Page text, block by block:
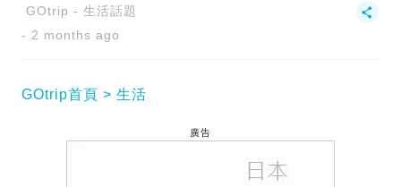
GOtrip - 生活話題
2 months ago
GOtrip首頁 生活
廣告